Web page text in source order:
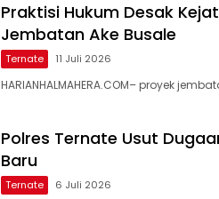
Praktisi Hukum Desak
Jembatan Ake Busale
Ternate 11 Juli 2026
HARIANHALMAHERA.COM– proyek
Polres Ternate Usut
Baru
Ternate 6 Juli 2026